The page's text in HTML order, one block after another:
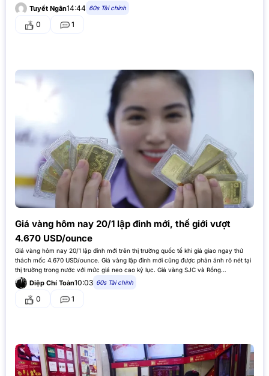
giá vàng thế…
Tuyết Ngân14:44 60s Tài chính
0 1
Giá vàng hôm nay 20/1 lập đỉnh mới, thế giới vượt
4.670 USD/ounce
Giá vàng hôm nay 20/1 lập đỉnh mới trên thị trường quốc tế khi giá giao ngay thử
thách mốc 4.670 USD/ounce. Giá vàng lập đỉnh mới cũng được phản ánh rõ nét tại
thị trường trong nước với mức giá neo cao kỷ lục. Giá vàng SJC và Rồng…
Diệp Chí Toàn10:03 60s Tài chính
0 1